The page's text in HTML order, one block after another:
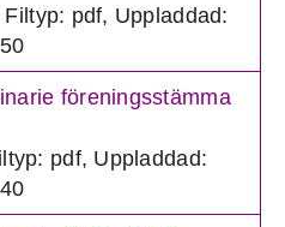
Filtyp: pdf, Uppladdad:
föreningsstämma
pdf, Uppladdad: